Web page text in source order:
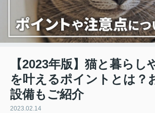
【2023年版】猫と暮らし
を叶えるポイントとは？
設備もご紹介
2023.02.14